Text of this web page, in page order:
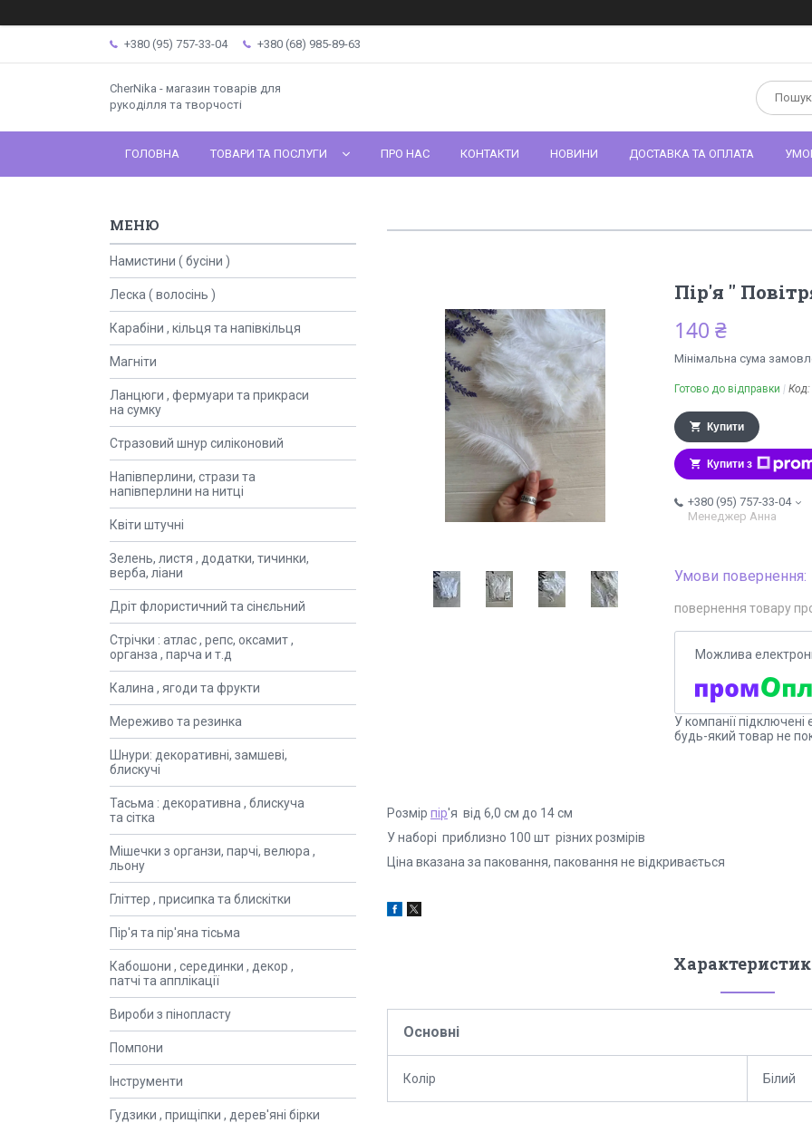
+380 (95) 757-33-04 +380 (68) 985-89-63
CherNika - магазин товарів для
рукоділля та творчості
ГОЛОВНА ТОВАРИ ТА ПОСЛУГИ ПРО НАС КОНТАКТИ НОВИНИ ДОСТАВКА ТА ОПЛАТА
Пір'я "
140 ₴
Мінімальна сума
Готово до відправки Код:
Купити
Купити з
+380 (95) 757-33-04
Менеджер Анна
повернення товару
У компанії
будь-який товар не
Розмір пір'я від 6,0 см до 14 см
У наборі приблизно 100 шт різних розмірів
Ціна вказана за паковання, паковання не відкривається
Основні
Колір Білий
Намистини ( бусіни )
Леска ( волосінь )
Карабіни , кільця та напівкільця
Магніти
Ланцюги , фермуари та прикраси
на сумку
Стразовий шнур силіконовий
Напівперлини, стрази та
напівперлини на нитці
Квіти штучні
Зелень, листя , додатки, тичинки,
верба, ліани
Дріт флористичний та сінєльний
Стрічки : атлас , репс, оксамит ,
органза , парча и т.д
Калина , ягоди та фрукти
Мереживо та резинка
Шнури: декоративні, замшеві,
блискучі
Тасьма : декоративна , блискуча
та сітка
Мішечки з органзи, парчі, велюра ,
льону
Гліттер , присипка та блискітки
Пір'я та пір'яна тісьма
Кабошони , серединки , декор ,
патчі та апплікації
Вироби з пінопласту
Помпони
Інструменти
Гудзики , прищіпки , дерев'яні бірки